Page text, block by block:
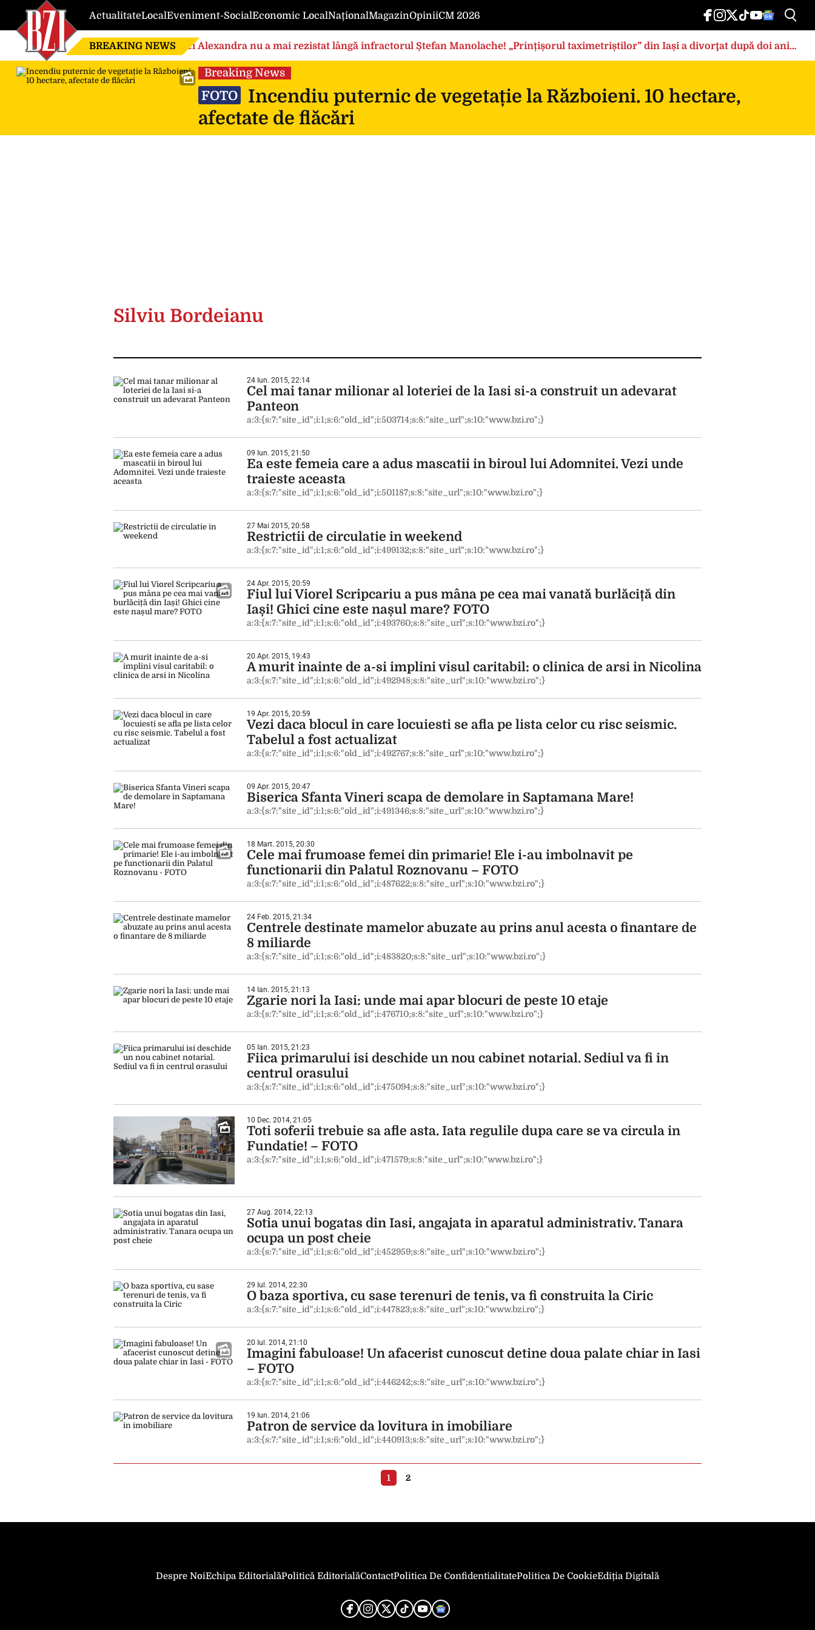
ActualitateLocalEveniment-SocialEconomic LocalNaționalMagazinOpiniiCM 2026
BREAKING NEWS Nici Alexandra nu a mai rezistat lângă infractorul Ștefan Manolache! „Prințișorul taximetriștilor” din Iași a divorţat după doi ani
de căsnicie
Breaking News
FOTO
Incendiu puternic de vegetație la Războieni. 10 hectare,
afectate de flăcări
Silviu Bordeianu
24 Iun. 2015, 22:14
Cel mai tanar milionar al loteriei de la Iasi si-a construit un adevarat
Panteon
a:3:{s:7:"site_id";i:1;s:6:"old_id";i:503714;s:8:"site_url";s:10:"www.bzi.ro";}
09 Iun. 2015, 21:50
Ea este femeia care a adus mascatii in biroul lui Adomnitei. Vezi unde
traieste aceasta
a:3:{s:7:"site_id";i:1;s:6:"old_id";i:501187;s:8:"site_url";s:10:"www.bzi.ro";}
27 Mai 2015, 20:58
Restrictii de circulatie in weekend
a:3:{s:7:"site_id";i:1;s:6:"old_id";i:499132;s:8:"site_url";s:10:"www.bzi.ro";}
24 Apr. 2015, 20:59
Fiul lui Viorel Scripcariu a pus mâna pe cea mai vanată burlăciță din
Iași! Ghici cine este nașul mare? FOTO
a:3:{s:7:"site_id";i:1;s:6:"old_id";i:493760;s:8:"site_url";s:10:"www.bzi.ro";}
20 Apr. 2015, 19:43
A murit inainte de a-si implini visul caritabil: o clinica de arsi in Nicolina
a:3:{s:7:"site_id";i:1;s:6:"old_id";i:492948;s:8:"site_url";s:10:"www.bzi.ro";}
19 Apr. 2015, 20:59
Vezi daca blocul in care locuiesti se afla pe lista celor cu risc seismic.
Tabelul a fost actualizat
a:3:{s:7:"site_id";i:1;s:6:"old_id";i:492767;s:8:"site_url";s:10:"www.bzi.ro";}
09 Apr. 2015, 20:47
Biserica Sfanta Vineri scapa de demolare in Saptamana Mare!
a:3:{s:7:"site_id";i:1;s:6:"old_id";i:491346;s:8:"site_url";s:10:"www.bzi.ro";}
18 Mart. 2015, 20:30
Cele mai frumoase femei din primarie! Ele i-au imbolnavit pe
functionarii din Palatul Roznovanu – FOTO
a:3:{s:7:"site_id";i:1;s:6:"old_id";i:487622;s:8:"site_url";s:10:"www.bzi.ro";}
24 Feb. 2015, 21:34
Centrele destinate mamelor abuzate au prins anul acesta o finantare de
8 miliarde
a:3:{s:7:"site_id";i:1;s:6:"old_id";i:483820;s:8:"site_url";s:10:"www.bzi.ro";}
14 Ian. 2015, 21:13
Zgarie nori la Iasi: unde mai apar blocuri de peste 10 etaje
a:3:{s:7:"site_id";i:1;s:6:"old_id";i:476710;s:8:"site_url";s:10:"www.bzi.ro";}
05 Ian. 2015, 21:23
Fiica primarului isi deschide un nou cabinet notarial. Sediul va fi in
centrul orasului
a:3:{s:7:"site_id";i:1;s:6:"old_id";i:475094;s:8:"site_url";s:10:"www.bzi.ro";}
10 Dec. 2014, 21:05
Toti soferii trebuie sa afle asta. Iata regulile dupa care se va circula in
Fundatie! – FOTO
a:3:{s:7:"site_id";i:1;s:6:"old_id";i:471579;s:8:"site_url";s:10:"www.bzi.ro";}
27 Aug. 2014, 22:13
Sotia unui bogatas din Iasi, angajata in aparatul administrativ. Tanara
ocupa un post cheie
a:3:{s:7:"site_id";i:1;s:6:"old_id";i:452959;s:8:"site_url";s:10:"www.bzi.ro";}
29 Iul. 2014, 22:30
O baza sportiva, cu sase terenuri de tenis, va fi construita la Ciric
a:3:{s:7:"site_id";i:1;s:6:"old_id";i:447823;s:8:"site_url";s:10:"www.bzi.ro";}
20 Iul. 2014, 21:10
Imagini fabuloase! Un afacerist cunoscut detine doua palate chiar in Iasi
– FOTO
a:3:{s:7:"site_id";i:1;s:6:"old_id";i:446242;s:8:"site_url";s:10:"www.bzi.ro";}
19 Iun. 2014, 21:06
Patron de service da lovitura in imobiliare
a:3:{s:7:"site_id";i:1;s:6:"old_id";i:440913;s:8:"site_url";s:10:"www.bzi.ro";}
1 2
Despre NoiEchipa EditorialăPolitică EditorialăContactPolitica De ConfidentialitatePolitica De CookieEdiția Digitală